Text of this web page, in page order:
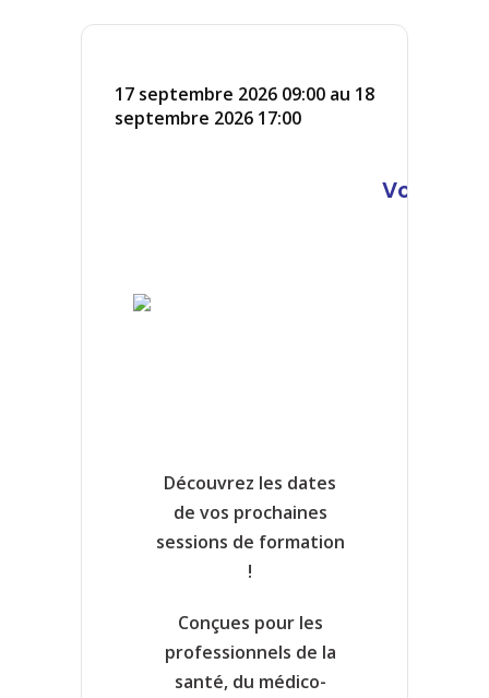
17 septembre 2026 09:00 au 18
septembre 2026 17:00
Voir la
Découvrez les dates
de vos prochaines
sessions de formation
!
Conçues pour les
professionnels de la
santé, du médico-